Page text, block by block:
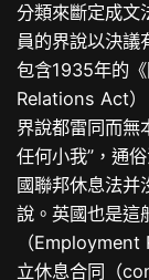
分類來斷定成文
員的界說以決議
包含1935年的
Relations Act）
界說都雷同而
任何小我”，通
國聯邦休息法并
說。英國也是這
（
立休息合同（